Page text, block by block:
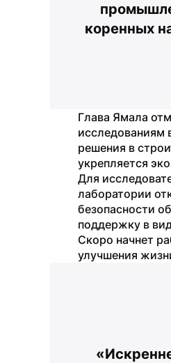
коренных
Глава Ямала
исследованиям
решения в
укрепляется
Для
лаборатории
безопасности
поддержку в
Скоро начнет
улучшения